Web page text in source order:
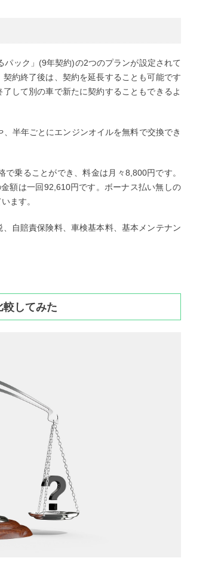
パック」(9年契約)の2つのプランが設定されて
約終了後は、契約を延長することも可能です
して別の車で新たに契約することもできるよ
半年ごとにエンジンオイルを無料で交換でき
乗ることができ、料金は月々8,800円です。
額は一回92,610円です。ボーナス払い無しの
ます。
自賠責保険料、車検基本料、基本メンテナン
してみた